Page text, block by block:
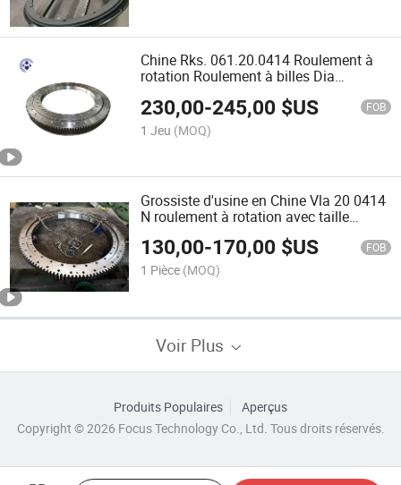
Chine Rks. 061.20.0414 Roulement à
rotation Roulement à billes Dia
230,00-245,00 $US FOB
1 Jeu (MOQ)
Grossiste d'usine en Chine Vla 20 0414
N roulement à rotation avec taille
130,00-170,00 $US FOB
1 Pièce (MOQ)
Voir Plus
Produits Populaires
Aperçus
Copyright © 2026 Focus Technology Co., Ltd. Tous droits réservés.